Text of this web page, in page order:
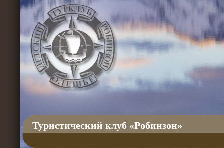
Туристический клуб «Робинзон»